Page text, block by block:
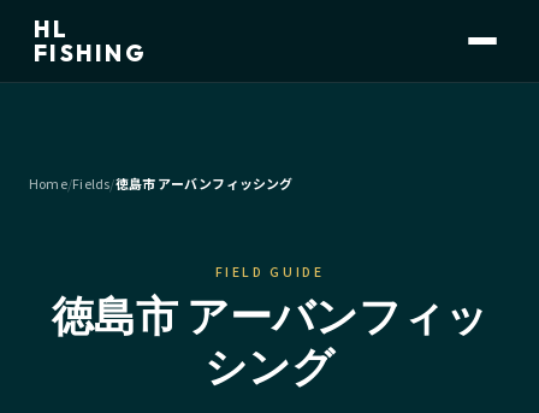
HL
FISHING
Home/Fields/徳島市 アーバンフィッシング
FIELD GUIDE
徳島市 アーバンフィッ
シング